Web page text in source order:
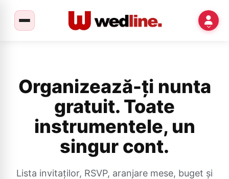
Organizează-ți nunta
gratuit. Toate
instrumentele, un
singur cont.
Lista invitaților, RSVP, aranjare mese, buget și